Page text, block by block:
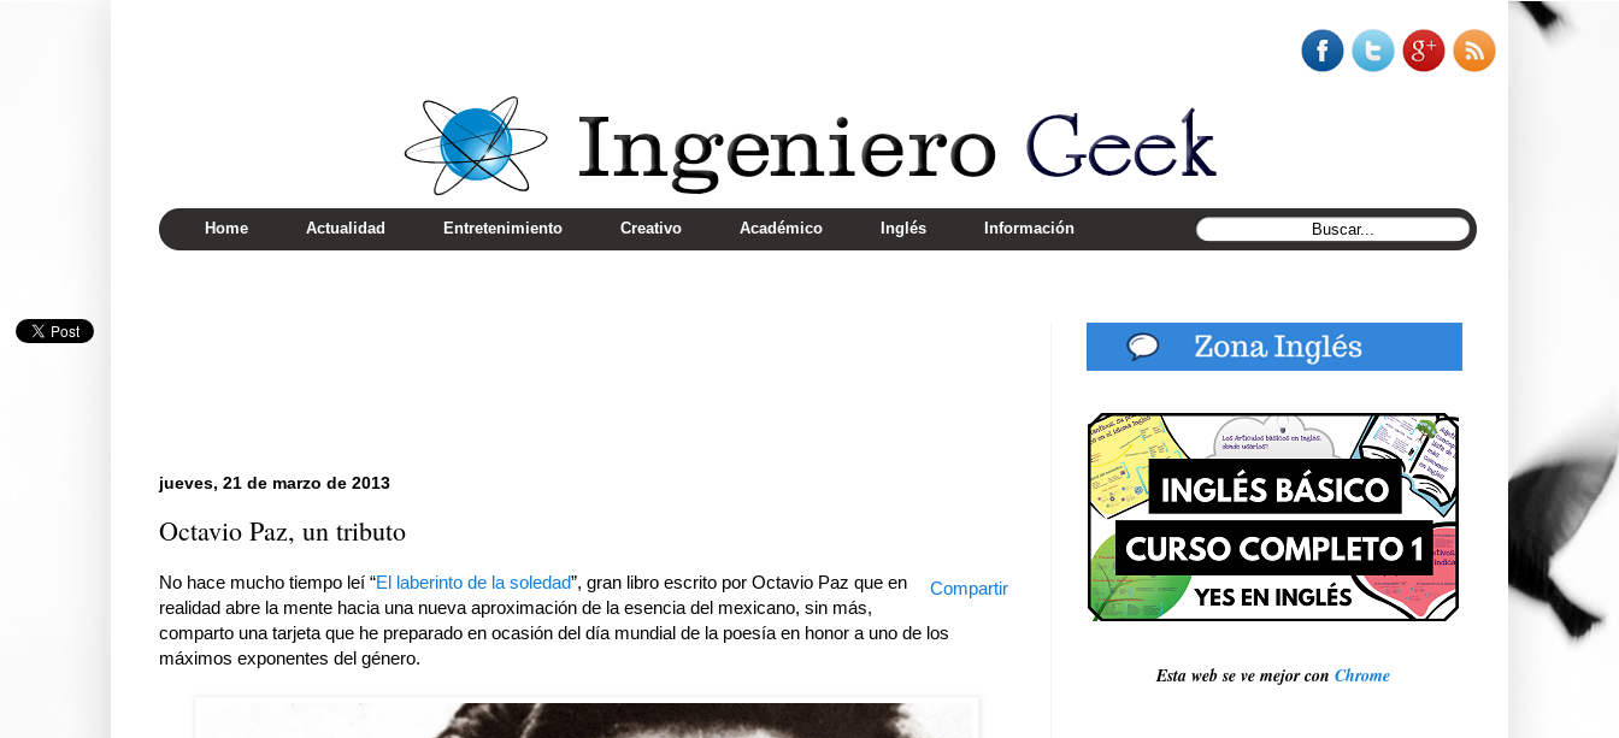
Home Actualidad Entretenimiento Creativo Académico Inglés Información
jueves, 21 de marzo de 2013
Octavio Paz, un tributo
Compartir
No hace mucho tiempo leí “El laberinto de la soledad”, gran libro escrito por Octavio Paz que en
realidad abre la mente hacia una nueva aproximación de la esencia del mexicano, sin más,
comparto una tarjeta que he preparado en ocasión del día mundial de la poesía en honor a uno de los
máximos exponentes del género.
Esta web se ve mejor con Chrome